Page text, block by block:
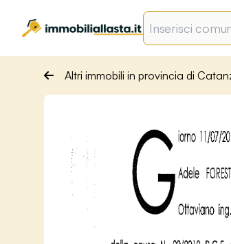
Altri immobili in provincia di